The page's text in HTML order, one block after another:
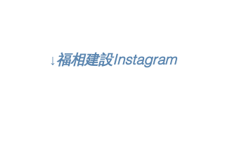
↓福相建設Instagram